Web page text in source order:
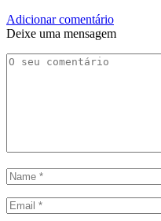
Adicionar comentário
Deixe uma mensagem